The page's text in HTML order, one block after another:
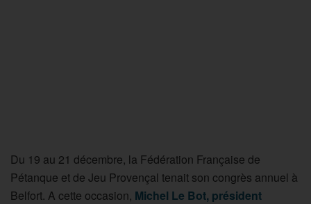
Du 19 au 21 décembre, la Fédération Française de
Pétanque et de Jeu Provençal tenait son congrès annuel à
Belfort. A cette occasion, Michel Le Bot, président